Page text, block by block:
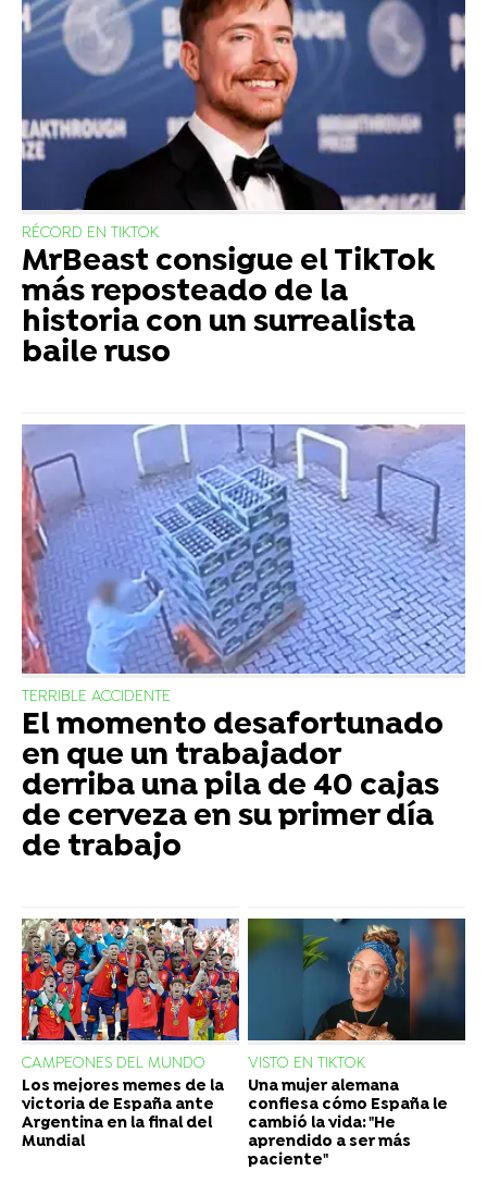
RÉCORD EN TIKTOK
MrBeast consigue el TikTok
más reposteado de la
historia con un surrealista
baile ruso
TERRIBLE ACCIDENTE
El momento desafortunado
en que un trabajador
derriba una pila de 40 cajas
de cerveza en su primer día
de trabajo
CAMPEONES DEL MUNDO
Los mejores memes de la
victoria de España ante
Argentina en la final del
Mundial
VISTO EN TIKTOK
Una mujer alemana
confiesa cómo España le
cambió la vida: "He
aprendido a ser más
paciente"